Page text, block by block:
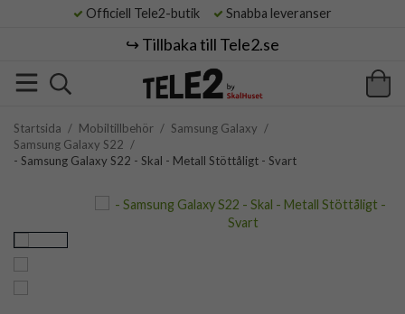
Officiell Tele2-butik Snabba leveranser
↪️ Tillbaka till Tele2.se
Startsida / Mobiltillbehör / Samsung Galaxy /
Samsung Galaxy S22 /
- Samsung Galaxy S22 - Skal - Metall Stöttåligt - Svart